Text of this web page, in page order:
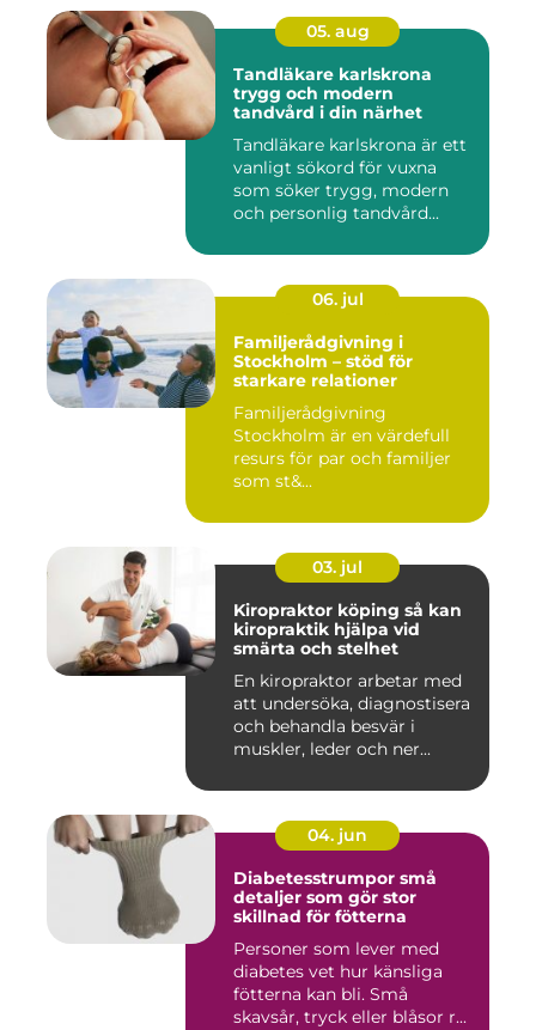
05. aug
Tandläkare karlskrona
trygg och modern
tandvård i din närhet
Tandläkare karlskrona är ett
vanligt sökord för vuxna
som söker trygg, modern
och personlig tandvård...
06. jul
Familjerådgivning i
Stockholm – stöd för
starkare relationer
Familjerådgivning
Stockholm är en värdefull
resurs för par och familjer
som st&...
03. jul
Kiropraktor köping så kan
kiropraktik hjälpa vid
smärta och stelhet
En kiropraktor arbetar med
att undersöka, diagnostisera
och behandla besvär i
muskler, leder och ner...
04. jun
Diabetesstrumpor små
detaljer som gör stor
skillnad för fötterna
Personer som lever med
diabetes vet hur känsliga
fötterna kan bli. Små
skavsår, tryck eller blåsor r...